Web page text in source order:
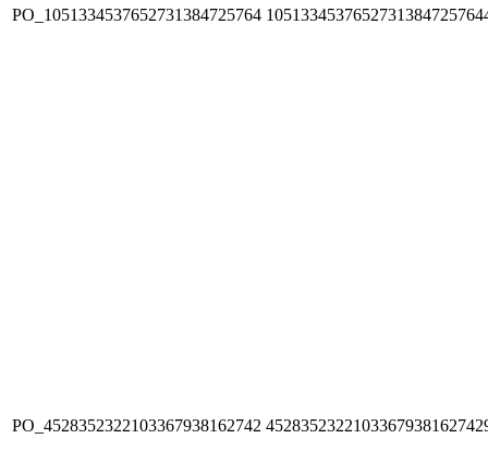
PO_1051334537652731384725764
PO_4528352322103367938162742